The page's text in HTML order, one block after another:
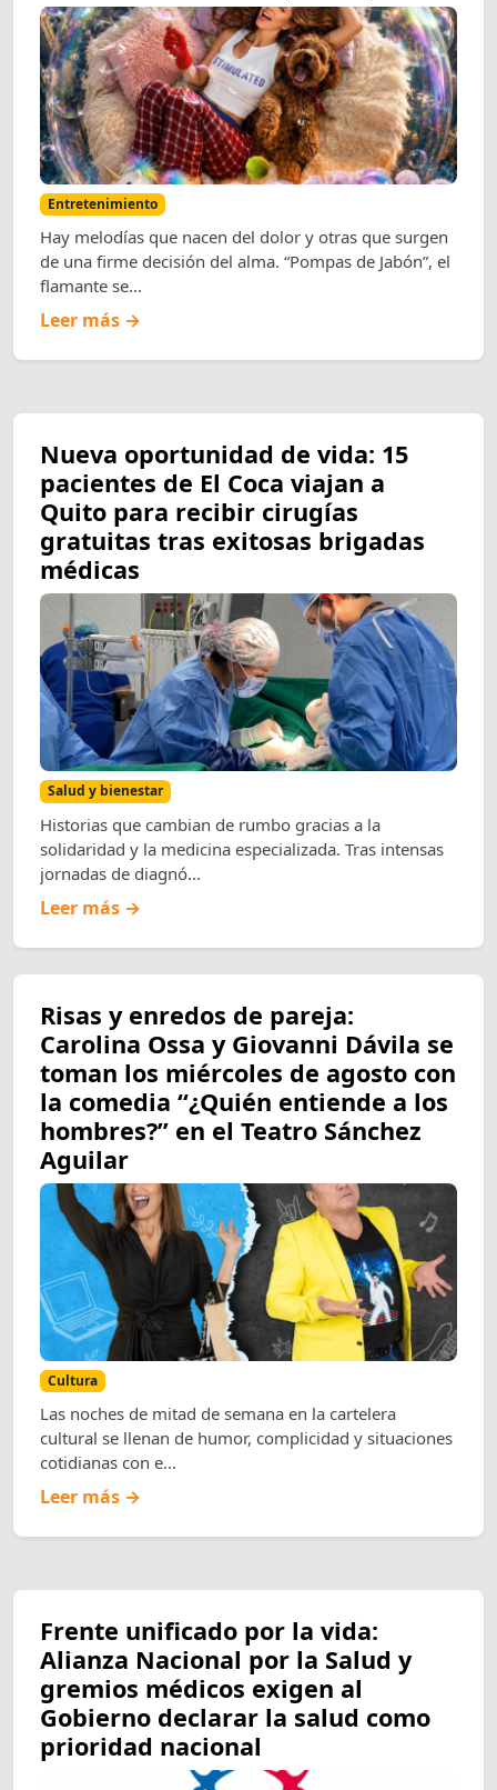
Entretenimiento
Hay melodías que nacen del dolor y otras que surgen
de una firme decisión del alma. “Pompas de Jabón”, el
flamante se...
Leer más →
Nueva oportunidad de vida: 15
pacientes de El Coca viajan a
Quito para recibir cirugías
gratuitas tras exitosas brigadas
médicas
Salud y bienestar
Historias que cambian de rumbo gracias a la
solidaridad y la medicina especializada. Tras intensas
jornadas de diagnó...
Leer más →
Risas y enredos de pareja:
Carolina Ossa y Giovanni Dávila se
toman los miércoles de agosto con
la comedia “¿Quién entiende a los
hombres?” en el Teatro Sánchez
Aguilar
Cultura
Las noches de mitad de semana en la cartelera
cultural se llenan de humor, complicidad y situaciones
cotidianas con e...
Leer más →
Frente unificado por la vida:
Alianza Nacional por la Salud y
gremios médicos exigen al
Gobierno declarar la salud como
prioridad nacional